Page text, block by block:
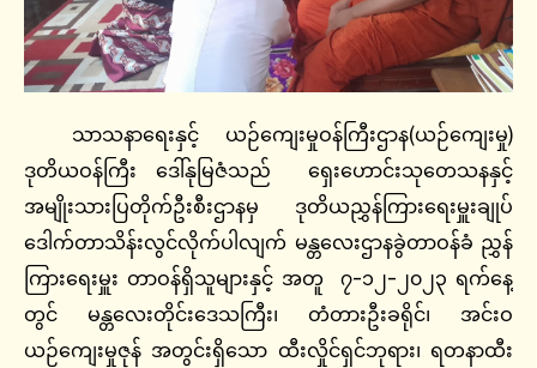
သာသနာရေးနှင့် ယဉ်ကျေးမှုဝန်ကြီးဌာန(ယဉ်ကျေးမှု)
ဒုတိယဝန်ကြီး ဒေါ်နုမြဇံသည် ရှေးဟောင်းသုတေသနနှင့်
အမျိုးသားပြတိုက်ဦးစီးဌာနမှ ဒုတိယညွှန်ကြားရေးမှူးချုပ်
ဒေါက်တာသိန်းလွင်လိုက်ပါလျက် မန္တလေးဌာနခွဲတာဝန်ခံ ညွှန်
ကြားရေးမှူး တာဝန်ရှိသူများနှင့် အတူ ၇-၁၂-၂၀၂၃ ရက်နေ့
တွင် မန္တလေးတိုင်းဒေသကြီး၊ တံတားဦးခရိုင်၊ အင်းဝ
ယဉ်ကျေးမှုဇုန် အတွင်းရှိသော ထီးလှိုင်ရှင်ဘုရား၊ ရတနာထီး